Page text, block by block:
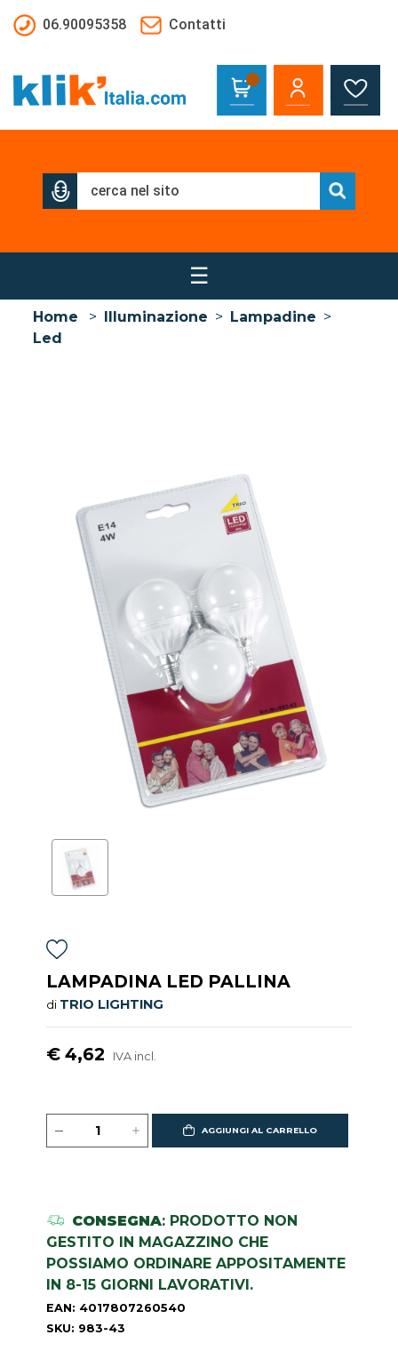
06.90095358
Contatti
☰
Home > Illuminazione > Lampadine >
Led
LAMPADINA LED PALLINA
di TRIO LIGHTING
€ 4,62 IVA incl.
AGGIUNGI AL CARRELLO
CONSEGNA: PRODOTTO NON
GESTITO IN MAGAZZINO CHE
POSSIAMO ORDINARE APPOSITAMENTE
IN 8-15 GIORNI LAVORATIVI.
EAN: 4017807260540
SKU: 983-43